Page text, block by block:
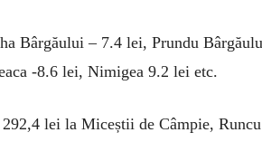
Bârgăului – 7.4 lei, Prundu
-8.6 lei, Nimigea 9.2 lei etc.
lei la Miceștii de Câmpie,